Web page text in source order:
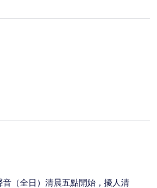
（全日）清晨五點開始，擾人清